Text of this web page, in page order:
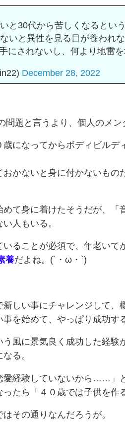
と30代から苦しくなるとい
いと異性を見る目が養われ
にされないし、何より地雷
December 28, 2022
問題と言うより、個人のメ
になってからボディビルデ
かないと身に付かないもの
て身に着けたそうだが、「
人もいる。
ることが必須で、年老い
養だよね。(´・ω・`)
しい事にチャレンジして、
を始めて、やっぱり成功す
風に景気良く成功した経
る。
愛経験していないから……」
たら「４０歳では子供を作
その通りなんだろうが。